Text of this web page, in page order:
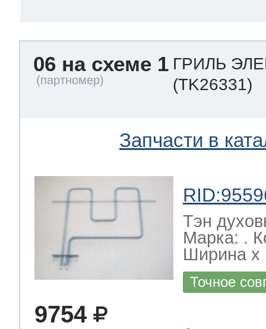
06 на схеме 1 ГРИЛЬ
(TK26331)
Запчасти в
Тэн
Марка: .
Ширина х
Точное
9754